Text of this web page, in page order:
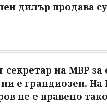
дилър продава
секретар на МВР
е грандиозен. На
не е правено